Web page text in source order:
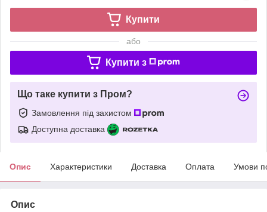
Купити
або
Купити з
Що таке купити з Пром?
Замовлення під захистом
Доступна доставка
Опис Характеристики Доставка Оплата Умови
Опис